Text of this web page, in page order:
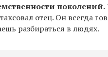
поколений.
отец. Он всегда
разбираться в людях.